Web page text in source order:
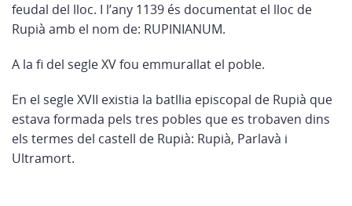
feudal del lloc. I l’any 1139 és documentat el lloc de
Rupià amb el nom de: RUPINIANUM.
A la fi del segle XV fou emmurallat el poble.
En el segle XVII existia la batllia episcopal de Rupià que
estava formada pels tres pobles que es trobaven dins
els termes del castell de Rupià: Rupià, Parlavà i
Ultramort.